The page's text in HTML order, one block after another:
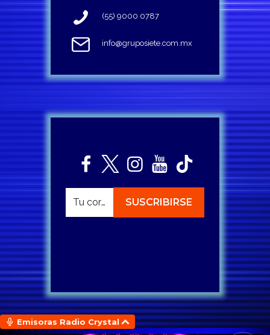
(55) 9000 0787
info@gruposiete.com.mx
Emisoras Radio Crystal